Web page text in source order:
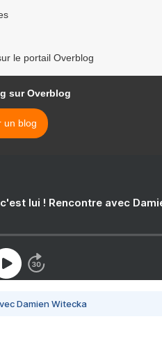
le portail Overblog
sur Overblog
un blog
lui ! Rencontre avec
Damien Witecka